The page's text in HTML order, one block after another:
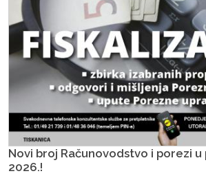
Novi broj Računovodstvo i porezi
2026.!